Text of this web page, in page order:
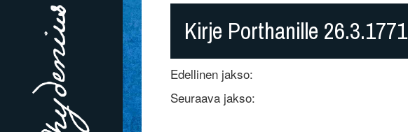
Kirje Porthanille 26.3.1771
Edellinen jakso:
Seuraava jakso: